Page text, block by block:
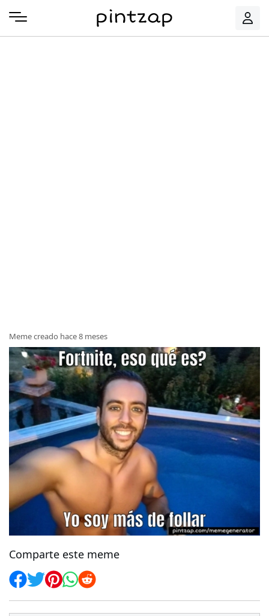
Meme creado hace 8 meses
Comparte este meme